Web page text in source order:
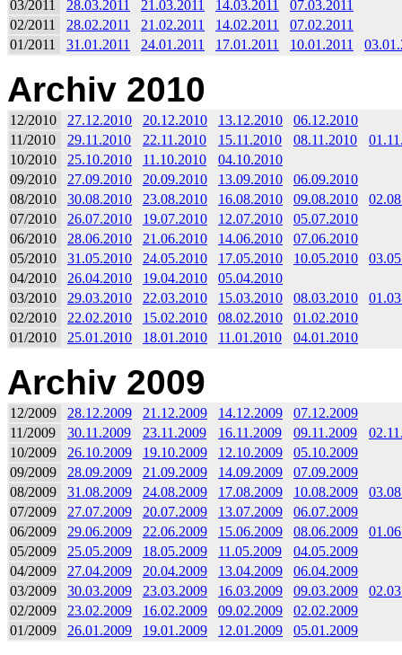
03/2011 28.03.2011 21.03.2011 14.03.2011
07.03.2011
02/2011
28.02.2011 21.02.2011 14.02.2011
07.02.2011
01/2011
31.01.2011 24.01.2011 17.01.2011 10.01.2011
Archiv 2010
12/2010 27.12.2010 20.12.2010 13.12.2010
06.12.2010
11/2010
29.11.2010 22.11.2010 15.11.2010 08.11.2010
10/2010
25.10.2010 11.10.2010
04.10.2010
09/2010
27.09.2010 20.09.2010 13.09.2010
06.09.2010
08/2010
30.08.2010 23.08.2010 16.08.2010 09.08.2010
07/2010
26.07.2010 19.07.2010 12.07.2010
05.07.2010
06/2010
28.06.2010 21.06.2010 14.06.2010
07.06.2010
05/2010
31.05.2010 24.05.2010 17.05.2010 10.05.2010
04/2010
26.04.2010 19.04.2010
05.04.2010
03/2010
29.03.2010 22.03.2010 15.03.2010 08.03.2010
02/2010
22.02.2010 15.02.2010 08.02.2010
01.02.2010
01/2010
25.01.2010 18.01.2010 11.01.2010 04.01.2010
Archiv 2009
12/2009 28.12.2009 21.12.2009 14.12.2009
07.12.2009
11/2009
30.11.2009 23.11.2009 16.11.2009 09.11.2009
10/2009
26.10.2009 19.10.2009 12.10.2009
05.10.2009
09/2009
28.09.2009 21.09.2009 14.09.2009
07.09.2009
08/2009
31.08.2009 24.08.2009 17.08.2009 10.08.2009
07/2009
27.07.2009 20.07.2009 13.07.2009
06.07.2009
06/2009
29.06.2009 22.06.2009 15.06.2009 08.06.2009
05/2009
25.05.2009 18.05.2009 11.05.2009
04.05.2009
04/2009
27.04.2009 20.04.2009 13.04.2009
06.04.2009
03/2009
30.03.2009 23.03.2009 16.03.2009 09.03.2009
02/2009
23.02.2009 16.02.2009 09.02.2009
02.02.2009
01/2009
26.01.2009 19.01.2009 12.01.2009 05.01.2009